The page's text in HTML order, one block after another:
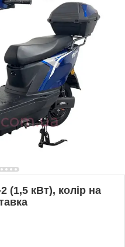
(1,5 кВт), колір на